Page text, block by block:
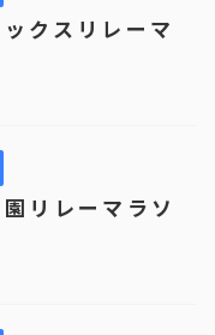
クスリレーマ
リレーマラソ